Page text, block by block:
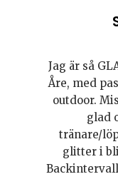
Jag är så
Åre, med
outdoor.
glad
tränare/
glitter i